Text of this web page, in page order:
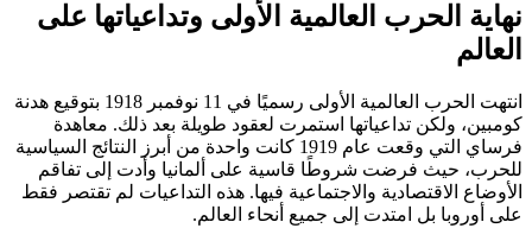
نهاية الحرب العالمية الأولى وتداعياتها على
العالم
انتهت الحرب العالمية الأولى رسميًا في 11 نوفمبر 1918 بتوقيع هدنة
كومبين، ولكن تداعياتها استمرت لعقود طويلة بعد ذلك. معاهدة
فرساي التي وقعت عام 1919 كانت واحدة من أبرز النتائج السياسية
للحرب، حيث فرضت شروطًا قاسية على ألمانيا وأدت إلى تفاقم
الأوضاع الاقتصادية والاجتماعية فيها. هذه التداعيات لم تقتصر فقط
على أوروبا بل امتدت إلى جميع أنحاء العالم.